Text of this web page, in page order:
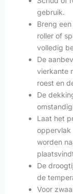
gebruik.
Breng
roller of
volledig
De
vierkante
roest en
De
Laat het
oppervlak
worden
De
de
Voor